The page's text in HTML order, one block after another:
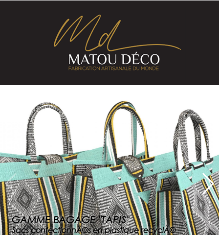
GAMME BAGAGE "TAPIS"
Sacs confectionnÃ©s en plastique recyclÃ©